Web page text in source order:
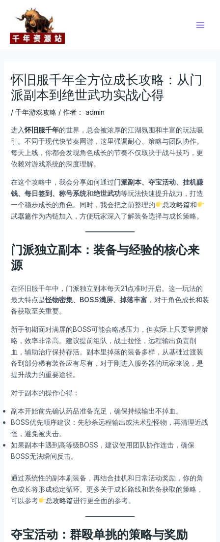
怀旧服千年全方位成长攻略：从门
派副本到绝世武功实战心得
/ 千年游戏攻略/ 作者： admin
进入怀旧服千年的世界，总会被浓厚的江湖氛围和丰富的玩法吸
引。不同于现代快节奏网游，这里强调耐心、策略与团队协作。
每天上线，你都会发现角色成长的节奏不仅取决于战斗技巧，更
依赖对游戏系统的深度理解。
在这个攻略中，我会分享如何通过门派副本、夺宝活动、挂机赚
钱、每日签到、称号系统和绝世武功等玩法快速提升战力，打造
一个稳步成长的角色。同时，我会把之前整理的
总攻略篇和
武器篇作为内链加入，方便玩家深入了解装备选择与成长策略。
门派独立副本：装备与经验的核心来
源
在怀旧服千年中，门派独立副本每天21点准时开启。这一玩法的
最大特点是怪物密集、BOSS满屏、掉落丰富 ，对于角色成长和装
备获取至关重要。
新手初期面对满屏的BOSS可能会略感压力，但实际上只要掌握策
略，效率非常高。建议提前组队，战士拉怪，远程输出负责削
血，辅助治疗保持存活。副本里掉落的装备多样，从基础过渡装
备到部分稀有装备应有尽有，对于刚进入服务器的玩家来说，是
提升战力的重要途径。
对于副本的操作心得：
副本开始前先确认药品准备充足，确保持续输出不掉血。
BOSS优先顺序建议：先秒杀远程输出或法术型怪物，再清理近战
怪，避免被夹击。
如果副本中遇到高等级BOSS，建议使用团队协作连击，确保
BOSS无法瞬间反击。
通过系统性的副本刷装备，再结合挂机和日常活动奖励，你的角
色成长将形成稳定循环。更多关于成长路线和装备获取的策略，
可以参考
总攻略篇进行更全面的参考。
夺宝活动：群殴单挑的策略与奖励
navigation